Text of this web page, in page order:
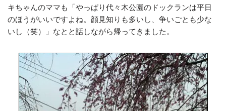
キちゃんのママも「やっぱり代々木公園のドックランは平日
のほうがいいですよね。顔見知りも多いし、争いごとも少な
いし（笑）」なとと話しながら帰ってきました。